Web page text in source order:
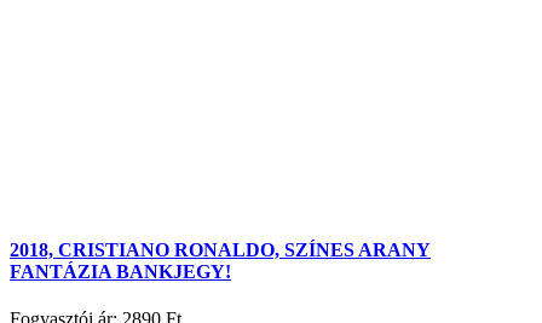
2018, CRISTIANO RONALDO, SZÍNES ARANY
FANTÁZIA BANKJEGY!